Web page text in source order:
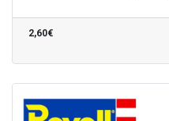
2,60€